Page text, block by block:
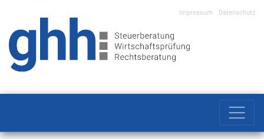
Impressum Datenschutz